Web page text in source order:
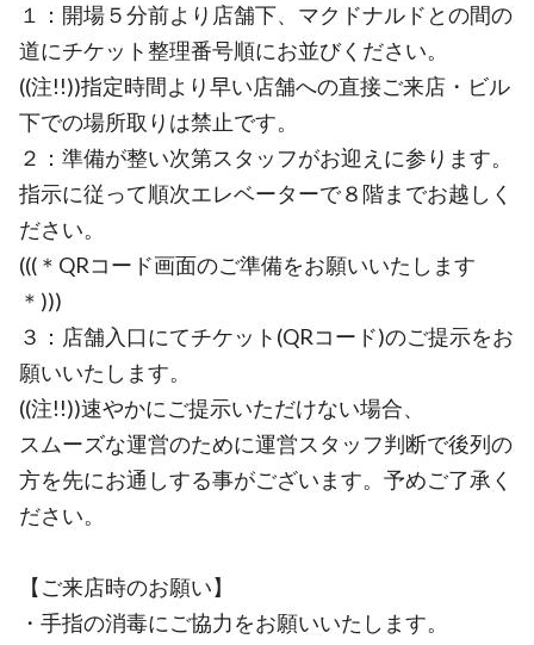
１：開場５分前より店舗下、マクドナルドとの間の
道にチケット整理番号順にお並びください。
((注!!))指定時間より早い店舗への直接ご来店・ビル
下での場所取りは禁止です。
２：準備が整い次第スタッフがお迎えに参ります。
指示に従って順次エレベーターで８階までお越しく
ださい。
(((＊QRコード画面のご準備をお願いいたします
＊)))
３：店舗入口にてチケット(QRコード)のご提示をお
願いいたします。
((注!!))速やかにご提示いただけない場合、
スムーズな運営のために運営スタッフ判断で後列の
方を先にお通しする事がございます。予めご了承く
ださい。
【ご来店時のお願い】
・手指の消毒にご協力をお願いいたします。